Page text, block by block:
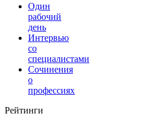
Один
рабочий
день
Интервью
со
специалистами
Сочинения
о
профессиях
Рейтинги